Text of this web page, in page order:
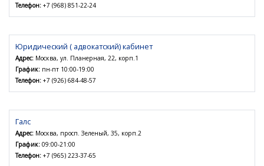
Телефон: +7 (968) 851-22-24
Юридический ( адвокатский) кабинет
Адрес: Москва, ул. Планерная, 22, корп.1
График: пн-пт 10:00-19:00
Телефон: +7 (926) 684-48-57
Галс
Адрес: Москва, просп. Зеленый, 35, корп.2
График: 09:00-21:00
Телефон: +7 (965) 223-37-65